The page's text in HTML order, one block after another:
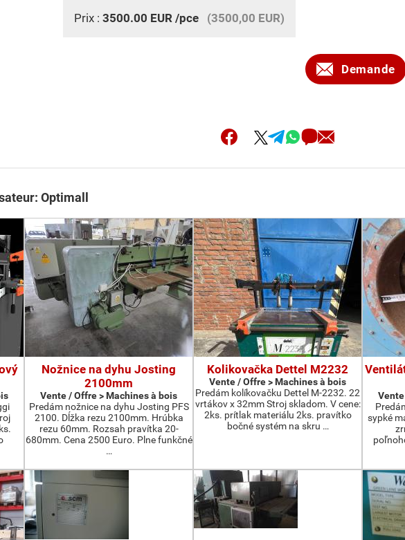
Prix : 3500.00 EUR /pce (3500,00 EUR)
Demande
Optimall
Nožnice na dyhu Josting
2100mm
Vente / Offre > Machines à bois
Predám nožnice na dyhu Josting PFS
2100. Dĺžka rezu 2100mm. Hrúbka
rezu 60mm. Rozsah pravítka 20-
680mm. Cena 2500 Euro. Plne funkčné
…
Kolikovačka Dettel M2232
Vente / Offre > Machines à bois
Predám kolíkovačku Dettel M-2232. 22
vrtákov x 32mm Stroj skladom. V cene:
2ks. prítlak materiálu 2ks. pravítko
bočné systém na skru …
sypké